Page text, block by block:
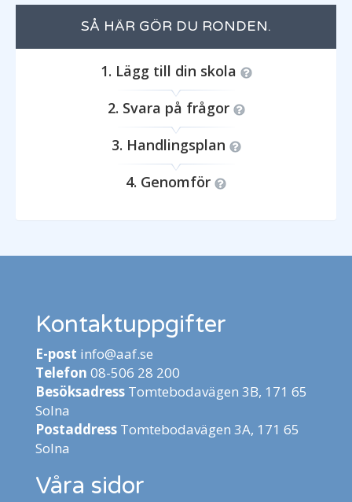
SÅ HÄR GÖR DU RONDEN.
Lägg till din skola
Svara på frågor
Handlingsplan
Genomför
Kontaktuppgifter
E-post info@aaf.se
Telefon 08-506 28 200
Besöksadress Tomtebodavägen 3B, 171 65
Solna
Postaddress Tomtebodavägen 3A, 171 65
Solna
Våra sidor